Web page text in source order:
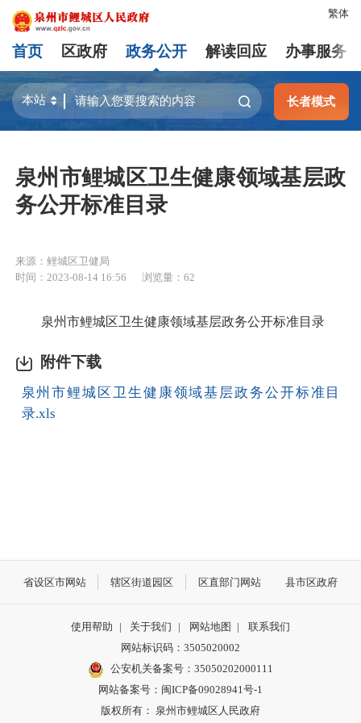
繁体
首页 区政府 政务公开 解读回应 办事服务
长者模式
泉州市鲤城区卫生健康领域基层政
务公开标准目录
来源：鲤城区卫健局
时间：2023-08-14 16:56
浏览量： 62
泉州市鲤城区卫生健康领域基层政务公开标准目录
附件下载
泉州市鲤城区卫生健康领域基层政务公开标准目
录.xls
省设区市网站 辖区街道园区 区直部门网站 县市区政府
使用帮助 | 关于我们 | 网站地图 |
联系我们
网站标识码：3505020002
公安机关备案号：35050202000111
网站备案号：闽ICP备09028941号-1
版权所有： 泉州市鲤城区人民政府